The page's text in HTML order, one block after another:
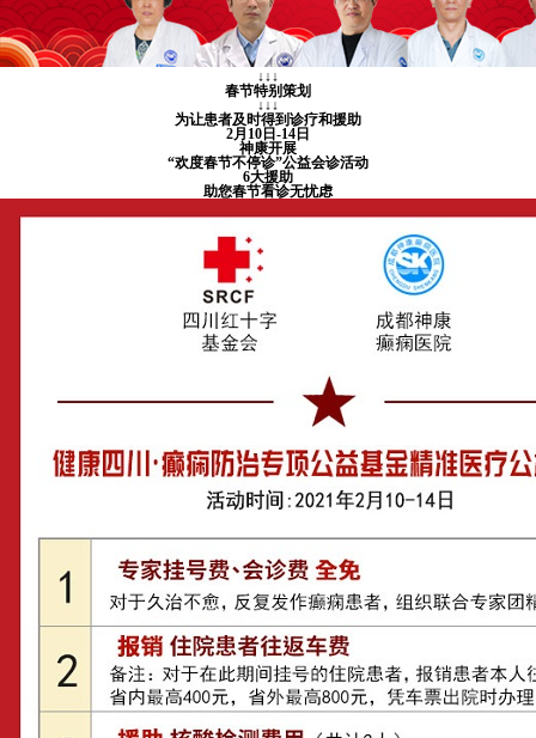
↓↓↓
春节特别策划
↓↓↓
为让患者及时得到诊疗和援助
2月10日-14日
神康开展
“欢度春节不停诊”公益会诊活动
6大援助
助您春节看诊无忧虑